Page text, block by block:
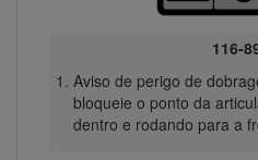
116-
Aviso de perigo de
bloqueie o ponto da
dentro e rodando para a